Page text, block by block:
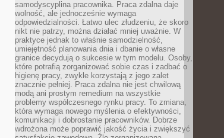
samodyscyplina pracownika. Praca zdalna daje
wolność, ale jednocześnie wymaga
odpowiedzialności. Łatwo ulec złudzeniu, że skoro
nikt nie patrzy, można działać mniej uważnie. W
praktyce jednak to właśnie samodzielność,
umiejętność planowania dnia i dbanie o własne
granice decydują o sukcesie w tym modelu. Osoby,
które potrafią zorganizować sobie czas i zadbać o
higienę pracy, zwykle korzystają z jego zalet
znacznie pełniej. Praca zdalna nie jest chwilową
modą ani prostym remedium na wszystkie
problemy współczesnego rynku pracy. To zmiana,
która wymaga nowego myślenia o efektywności,
komunikacji i dobrostanie pracowników. Dobrze
wdrożona może poprawić jakość życia i zwiększyć